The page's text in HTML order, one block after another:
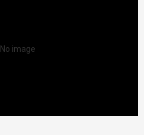
No image